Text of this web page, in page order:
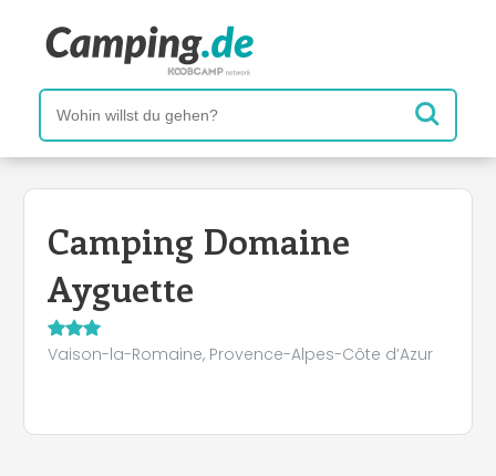
Camping Domaine
Ayguette
Vaison-la-Romaine, Provence-Alpes-Côte d’Azur